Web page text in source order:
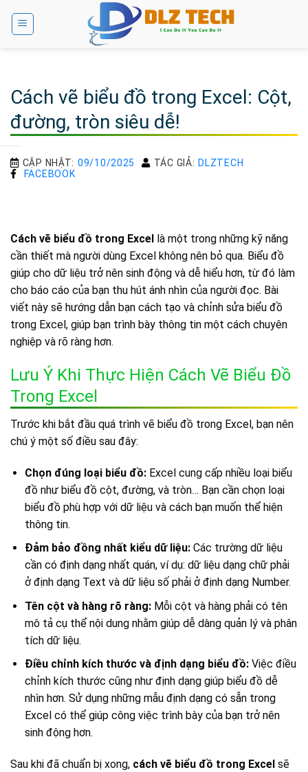
Cách vẽ biểu đồ trong Excel: Cột,
đường, tròn siêu dễ!
CẬP NHẬT: 09/10/2025 TÁC GIẢ: DLZTECH
FACEBOOK
Cách vẽ biểu đồ trong Excel là một trong những kỹ năng
cần thiết mà người dùng Excel không nên bỏ qua. Biểu đồ
giúp cho dữ liệu trở nên sinh động và dễ hiểu hơn, từ đó làm
cho báo cáo của bạn thu hút ánh nhìn của người đọc. Bài
viết này sẽ hướng dẫn bạn cách tạo và chỉnh sửa biểu đồ
trong Excel, giúp bạn trình bày thông tin một cách chuyên
nghiệp và rõ ràng hơn.
Lưu Ý Khi Thực Hiện Cách Vẽ Biểu Đồ
Trong Excel
Trước khi bắt đầu quá trình vẽ biểu đồ trong Excel, bạn nên
chú ý một số điều sau đây:
Chọn đúng loại biểu đồ: Excel cung cấp nhiều loại biểu
đồ như biểu đồ cột, đường, và tròn… Bạn cần chọn loại
biểu đồ phù hợp với dữ liệu và cách bạn muốn thể hiện
thông tin.
Đảm bảo đồng nhất kiểu dữ liệu: Các trường dữ liệu
cần có định dạng nhất quán, ví dụ: dữ liệu dạng chữ phải
ở định dạng Text và dữ liệu số phải ở định dạng Number.
Tên cột và hàng rõ ràng: Mỗi cột và hàng phải có tên
mô tả cụ thể nội dung nhằm giúp dễ dàng quản lý và phân
tích dữ liệu.
Điều chỉnh kích thước và định dạng biểu đồ: Việc điều
chỉnh kích thước cũng như định dạng giúp biểu đồ dễ
nhìn hơn. Sử dụng những mẫu định dạng có sẵn trong
Excel có thể giúp công việc trình bày của bạn trở nên
sinh động hơn.
Sau khi đã chuẩn bị xong, cách vẽ biểu đồ trong Excel sẽ